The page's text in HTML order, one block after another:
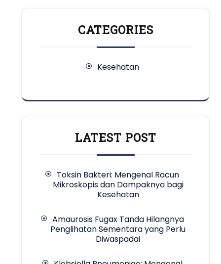
CATEGORIES
Kesehatan
LATEST POST
Toksin Bakteri: Mengenal Racun
Mikroskopis dan Dampaknya bagi
Kesehatan
Amaurosis Fugax Tanda Hilangnya
Penglihatan Sementara yang Perlu
Diwaspadai